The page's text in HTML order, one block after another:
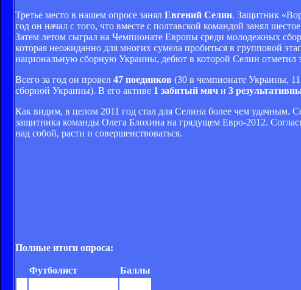
Третье место в нашем опросе занял Евгений Селин. Защитник
год он начал с того, что вместе с полтавской командой занял
Затем летом сыграл на Чемпионате Европы среди молодежных
которая неожиданно для многих сумела пробиться в групповой
национальную сборную Украины, дебют в которой Селин отметил
Всего за год он провел 47 поединков (30 в чемпионате Украины,
сборной Украины). В его активе 1 забитый мяч и 3
Как видим, в целом 2011 год стал для Селина более чем удачным.
защитника команды Олега Блохина на грядущем Евро-2012.
над собой, расти и совершенствоваться.
Полные итоги опроса:
Футболист
Баллы